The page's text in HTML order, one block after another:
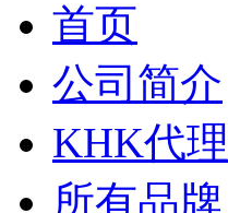
首页
公司简介
KHK代
所有品牌